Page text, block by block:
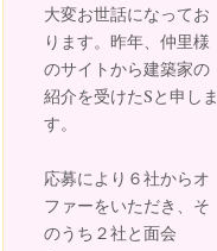
大変お世話になってお
ります。昨年、仲里様
のサイトから建築家の
紹介を受けたSと申しま
す。
応募により６社からオ
ファーをいただき、そ
のうち２社と面会